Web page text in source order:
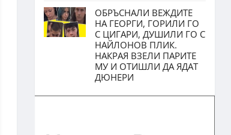
ОБРЪСНАЛИ ВЕЖДИТЕ
НА ГЕОРГИ, ГОРИЛИ ГО
С ЦИГАРИ, ДУШИЛИ ГО С
НАЙЛОНОВ ПЛИК.
НАКРАЯ ВЗЕЛИ ПАРИТЕ
МУ И ОТИШЛИ ДА ЯДАТ
ДЮНЕРИ